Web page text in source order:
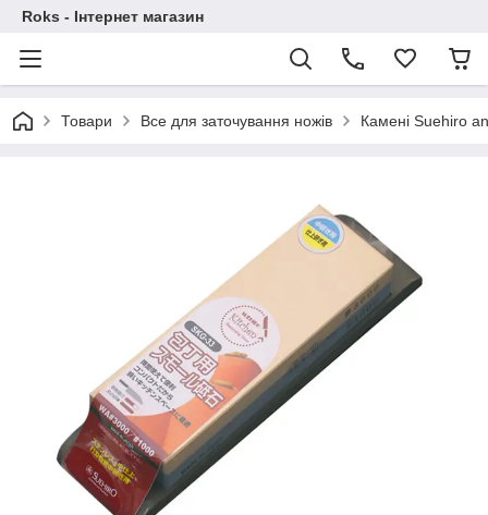
Roks - Інтернет магазин
Товари Все для заточування ножів Камені Suehiro